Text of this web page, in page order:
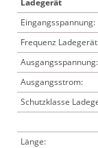
Ladegerät
Eingangsspannung:
Frequenz
Ausgangsspannung:
Ausgangsstrom:
Schutzklasse
Länge: